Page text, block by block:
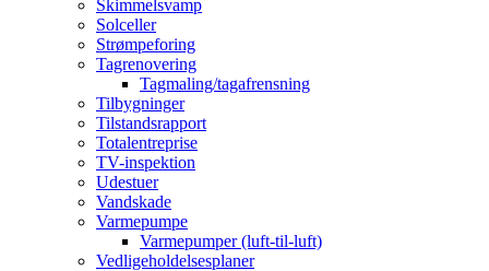
Skimmelsvamp
Solceller
Strømpeforing
Tagrenovering
Tagmaling/tagafrensning
Tilbygninger
Tilstandsrapport
Totalentreprise
TV-inspektion
Udestuer
Vandskade
Varmepumpe
Varmepumper (luft-til-luft)
Vedligeholdelsesplaner